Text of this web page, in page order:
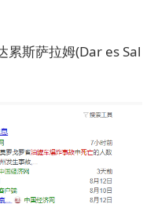
累斯萨拉姆(Dar es Sal